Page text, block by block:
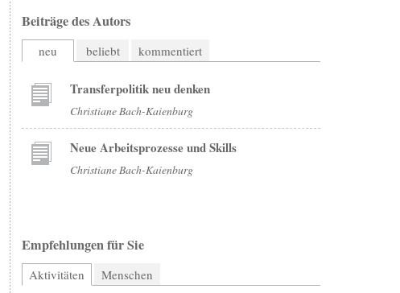
Beiträge des Autors
neu beliebt kommentiert
Transferpolitik neu denken
Christiane Bach-Kaienburg
Neue Arbeitsprozesse und Skills
Christiane Bach-Kaienburg
Empfehlungen für Sie
Aktivitäten (aktiver Reiter)
Menschen